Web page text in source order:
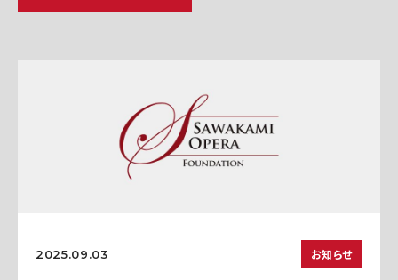
2025.09.03 お知らせ